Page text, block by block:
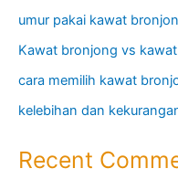
umur pakai kawat
Kawat bronjong vs
cara memilih kawat
kelebihan dan
Recent